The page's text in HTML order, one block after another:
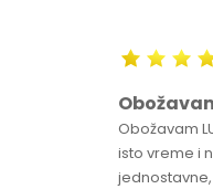
Obožavam
isto vreme i